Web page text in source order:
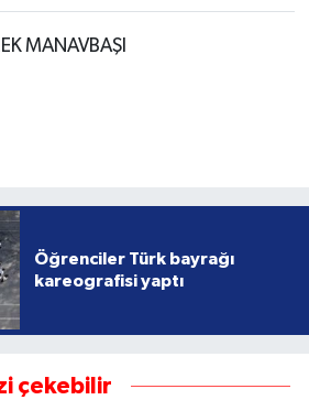
MANAVBAŞI
Öğrenciler Türk bayrağı
kareografisi yaptı
çekebilir